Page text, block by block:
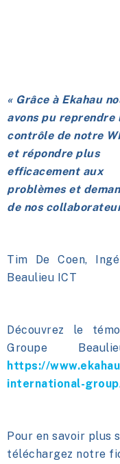
« Grâce à Ekahau
avons pu reprendre
contrôle de notre
et répondre plus
efficacement aux
problèmes et
de nos
Tim De Coen,
Beaulieu ICT
Découvrez le
Groupe
https://
international-
Pour en savoir plus
téléchargez notre